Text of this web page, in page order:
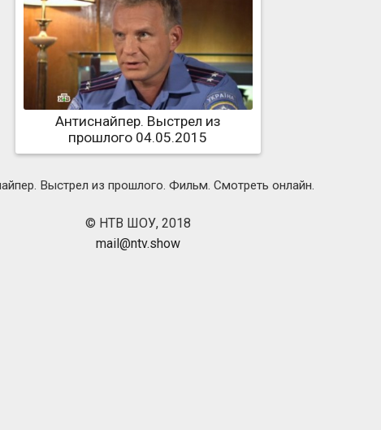
Антиснайпер. Выстрел из
прошлого 04.05.2015
Выстрел из прошлого. Фильм. Смотреть онлайн.
© НТВ ШОУ, 2018
mail@ntv.show